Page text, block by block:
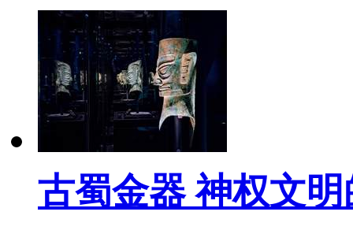
古蜀金器 神权文